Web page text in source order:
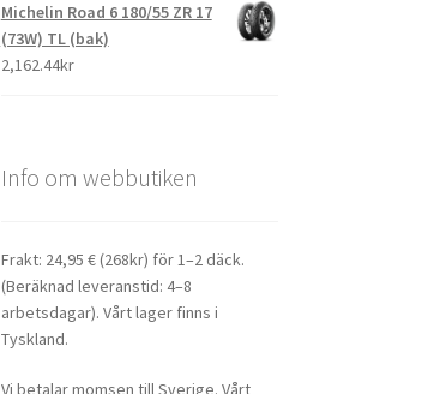
Michelin Road 6 180/55 ZR 17
(73W) TL (bak)
2,162.44kr
Info om webbutiken
Frakt: 24,95 € (268kr) för 1–2 däck.
(Beräknad leveranstid: 4–8
arbetsdagar). Vårt lager finns i
Tyskland.
Vi betalar momsen till Sverige. Vårt